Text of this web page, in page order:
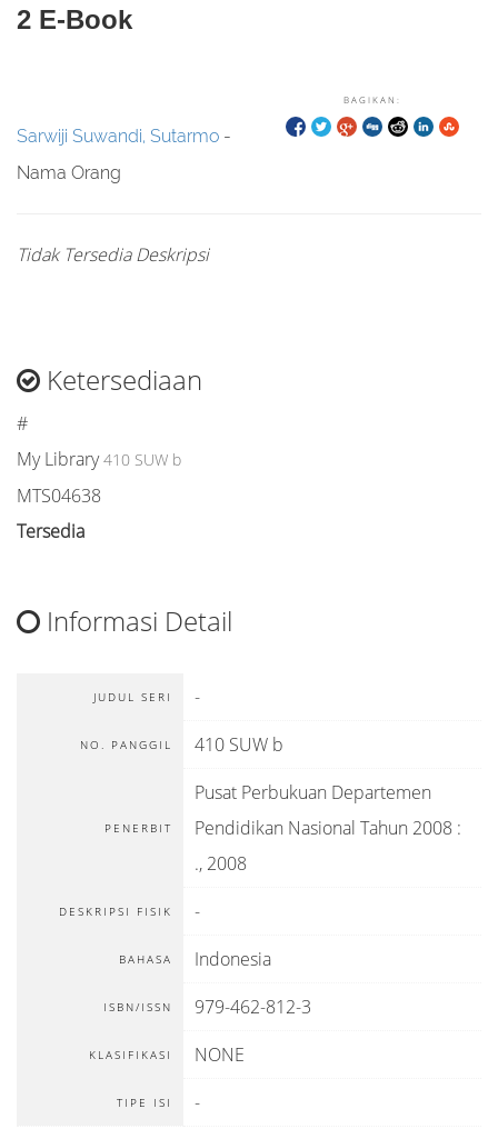
2 E-Book
BAGIKAN:
Sarwiji Suwandi, Sutarmo -
Nama Orang
Tidak Tersedia Deskripsi
Ketersediaan
#
My Library 410 SUW b
MTS04638
Tersedia
Informasi Detail
JUDUL SERI -
NO. PANGGIL 410 SUW b
PENERBIT
Pusat Perbukuan Departemen
Pendidikan Nasional Tahun 2008 :
., 2008
DESKRIPSI FISIK -
BAHASA Indonesia
ISBN/ISSN 979-462-812-3
KLASIFIKASI NONE
TIPE ISI -